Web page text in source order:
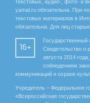
текстовых, аудио-, фото- и
yamal.ru обязательна. При
текстовых материалов в
обязательна. Для лиц старше
16+
Государственный
Свидетельство
августа 2014
соблюдением
коммуникаций и охране
Учредитель – Федеральное
«Всероссийская